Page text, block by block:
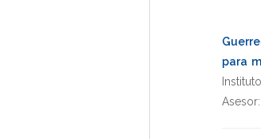
para
Asesor: